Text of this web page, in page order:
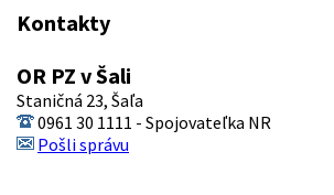
Kontakty
OR PZ v Šali
Staničná 23, Šaľa
0961 30 1111 - Spojovateľka NR
Pošli správu